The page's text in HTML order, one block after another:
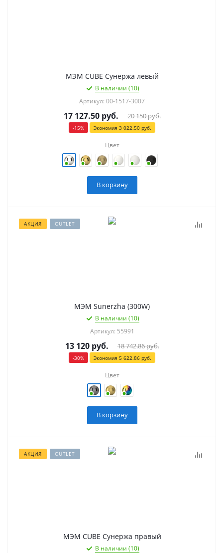
МЭМ CUBE Сунержа левый
В наличии (10)
Артикул: 00-1517-3007
17 127.50руб. 20 150руб.
-15% Экономия 3 022.50 руб.
Цвет
В корзину
АКЦИЯ OUTLET
МЭМ Sunerzha (300W)
В наличии (10)
Артикул: 55991
13 120руб. 18 742.86руб.
-30% Экономия 5 622.86 руб.
Цвет
В корзину
АКЦИЯ OUTLET
МЭМ CUBE Сунержа правый
В наличии (10)